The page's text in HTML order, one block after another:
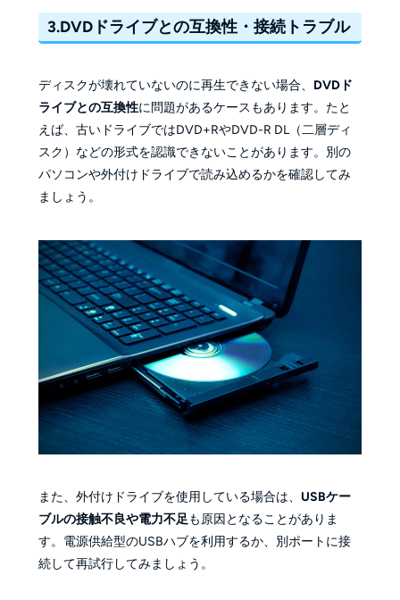
3.DVDドライブとの互換性・接続トラブル
ディスクが壊れていないのに再生できない場合、 DVDド
ライブとの互換性に問題があるケースもあります。たと
えば、古いドライブではDVD+RやDVD-R DL（二層ディ
スク）などの形式を認識できないことがあります。別の
パソコンや外付けドライブで読み込めるかを確認してみ
ましょう。
また、外付けドライブを使用している場合は、 USBケー
ブルの接触不良や電力不足も原因となることがありま
す。電源供給型のUSBハブを利用するか、別ポートに接
続して再試行してみましょう。